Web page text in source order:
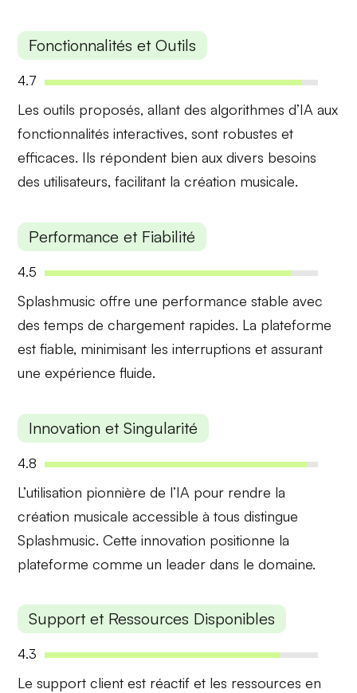
Fonctionnalités et Outils
4.7
Les outils proposés, allant desalgorithmes d’IA aux
fonctionnalités interactives, sont robustes et
efficaces. Ils répondent bien aux divers besoins
des utilisateurs, facilitant lacréation musicale.
Performance et Fiabilité
4.5
Splashmusic offre une performance stable avec
des temps de chargement rapides. La plateforme
est fiable, minimisant les interruptions et assurant
uneexpérience fluide.
Innovation et Singularité
4.8
L’utilisation pionnière de l’IA pour rendre la
création musicale accessible à tous distingue
Splashmusic. Cetteinnovation positionne la
plateforme comme un leader dans le domaine.
Support et Ressources Disponibles
4.3
Le support client est réactif et les ressources en